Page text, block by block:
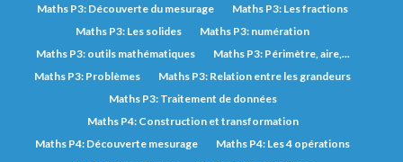
Maths P3: Découverte du mesurage
Maths P3: Les fractions
Maths P3: Les solides
Maths P3: numération
Maths P3: outils mathématiques
Maths P3: Périmètre, aire,...
Maths P3: Problèmes
Maths P3: Relation entre les grandeurs
Maths P3: Traitement de données
Maths P4: Construction et transformation
Maths P4: Découverte mesurage
Maths P4: Les 4 opérations